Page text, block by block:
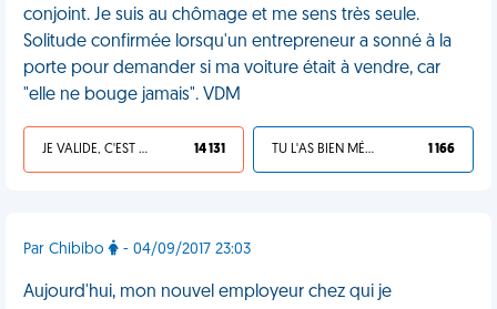
conjoint. Je suis au chômage et me sens très seule.
Solitude confirmée lorsqu'un entrepreneur a sonné à la
porte pour demander si ma voiture était à vendre, car
"elle ne bouge jamais". VDM
JE VALIDE, C'EST UNE VDM 14 131 TU L'AS BIEN MÉRITÉ 1 166
Par Chibibo - 04/09/2017 23:03
Aujourd'hui, mon nouvel employeur chez qui je